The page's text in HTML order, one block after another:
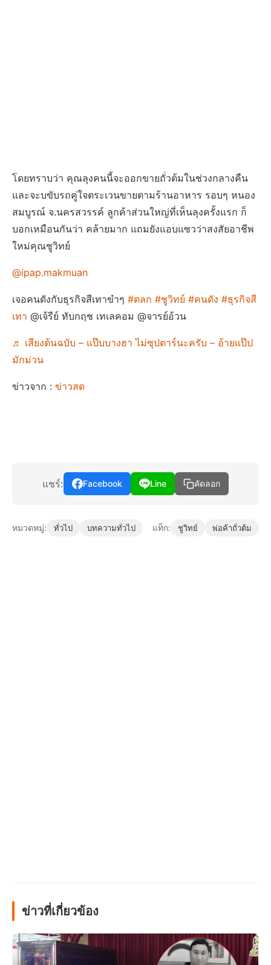
โดยทราบว่า คุณลุงคนนี้จะออกขายถั่วต้มในช่วงกลางคืน
และจะบขับรถคู่ใจตระเวนขายตามร้านอาหาร รอบๆ หนอง
สมบูรณ์ จ.นครสวรรค์ ลูกค้าส่วนใหญ่ที่เห็นลุงครั้งแรก ก็
บอกเหมือนกันว่า คล้ายมาก แถมยังแอบแซวว่าสงสัยอาชีพ
ใหม่คุณชูวิทย์
@ipap.makmuan
เจอคนดังกับธุรกิจสีเทาขำๆ #ตลก #ชูวิทย์ #คนดัง #ธุรกิจสี
เทา @เจ้รีย์ ทับกฤช เทเลคอม @จารย์อ้วน
♬ เสียงต้นฉบับ – แป๊บบางฮา ไม่ซุปตาร์นะครับ – อ้ายแป๊ป
มักม่วน
ข่าวจาก : ข่าวสด
แชร์: Facebook Line คัดลอก
หมวดหมู่: ทั่วไป บทความทั่วไป แท็ก: ชูวิทย์ พ่อค้าถั่วต้ม
ข่าวที่เกี่ยวข้อง